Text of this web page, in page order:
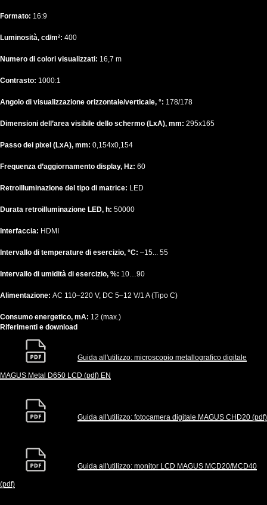
Formato: 16:9
Luminosità, cd/m²: 400
Numero di colori visualizzati: 16,7 m
Contrasto: 1000:1
Angolo di visualizzazione orizzontale/verticale, °: 178/178
Dimensioni dell’area visibile dello schermo (LxA), mm: 295x165
Passo dei pixel (LxA), mm: 0,154x0,154
Frequenza d’aggiornamento display, Hz: 60
Retroilluminazione del tipo di matrice: LED
Durata retroilluminazione LED, h: 50000
Interfaccia: HDMI
Intervallo di temperature di esercizio, °C: –15... 55
Intervallo di umidità di esercizio, %: 10…90
Alimentazione: AC 110–220 V, DC 5–12 V/1 A (Tipo C)
Consumo energetico, mA: 12 (max.)
Riferimenti e download
Guida all'utilizzo: microscopio metallografico digitale
MAGUS Metal D650 LCD (pdf) EN
Guida all'utilizzo: fotocamera digitale MAGUS CHD20 (pdf)
Guida all'utilizzo: monitor LCD MAGUS MCD20/MCD40
(pdf)